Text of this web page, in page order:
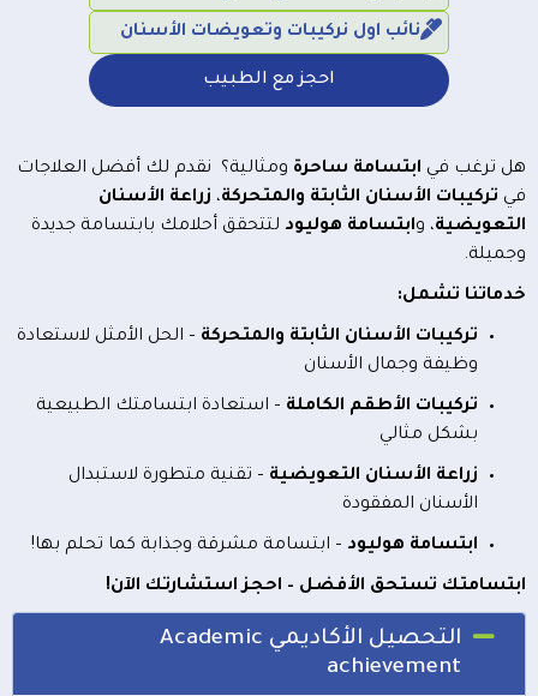
هل ترغب في ابتسامة ساحرة ومثالية؟ نقدم لك أفضل العلاجات
في تركيبات الأسنان الثابتة والمتحركة، زراعة الأسنان
التعويضية، وابتسامة هوليود لتتحقق أحلامك بابتسامة جديدة
وجميلة.
خدماتنا تشمل:
تركيبات الأسنان الثابتة والمتحركة – الحل الأمثل لاستعادة
وظيفة وجمال الأسنان
تركيبات الأطقم الكاملة – استعادة ابتسامتك الطبيعية
بشكل مثالي
زراعة الأسنان التعويضية – تقنية متطورة لاستبدال
الأسنان المفقودة
ابتسامة هوليود – ابتسامة مشرقة وجذابة كما تحلم بها!
ابتسامتك تستحق الأفضل – احجز استشارتك الآن!
التحصيل الأكاديمي Academic
achievement
نائب اول نركيبات وتعويضات الأسنان
احجز مع الطبيب